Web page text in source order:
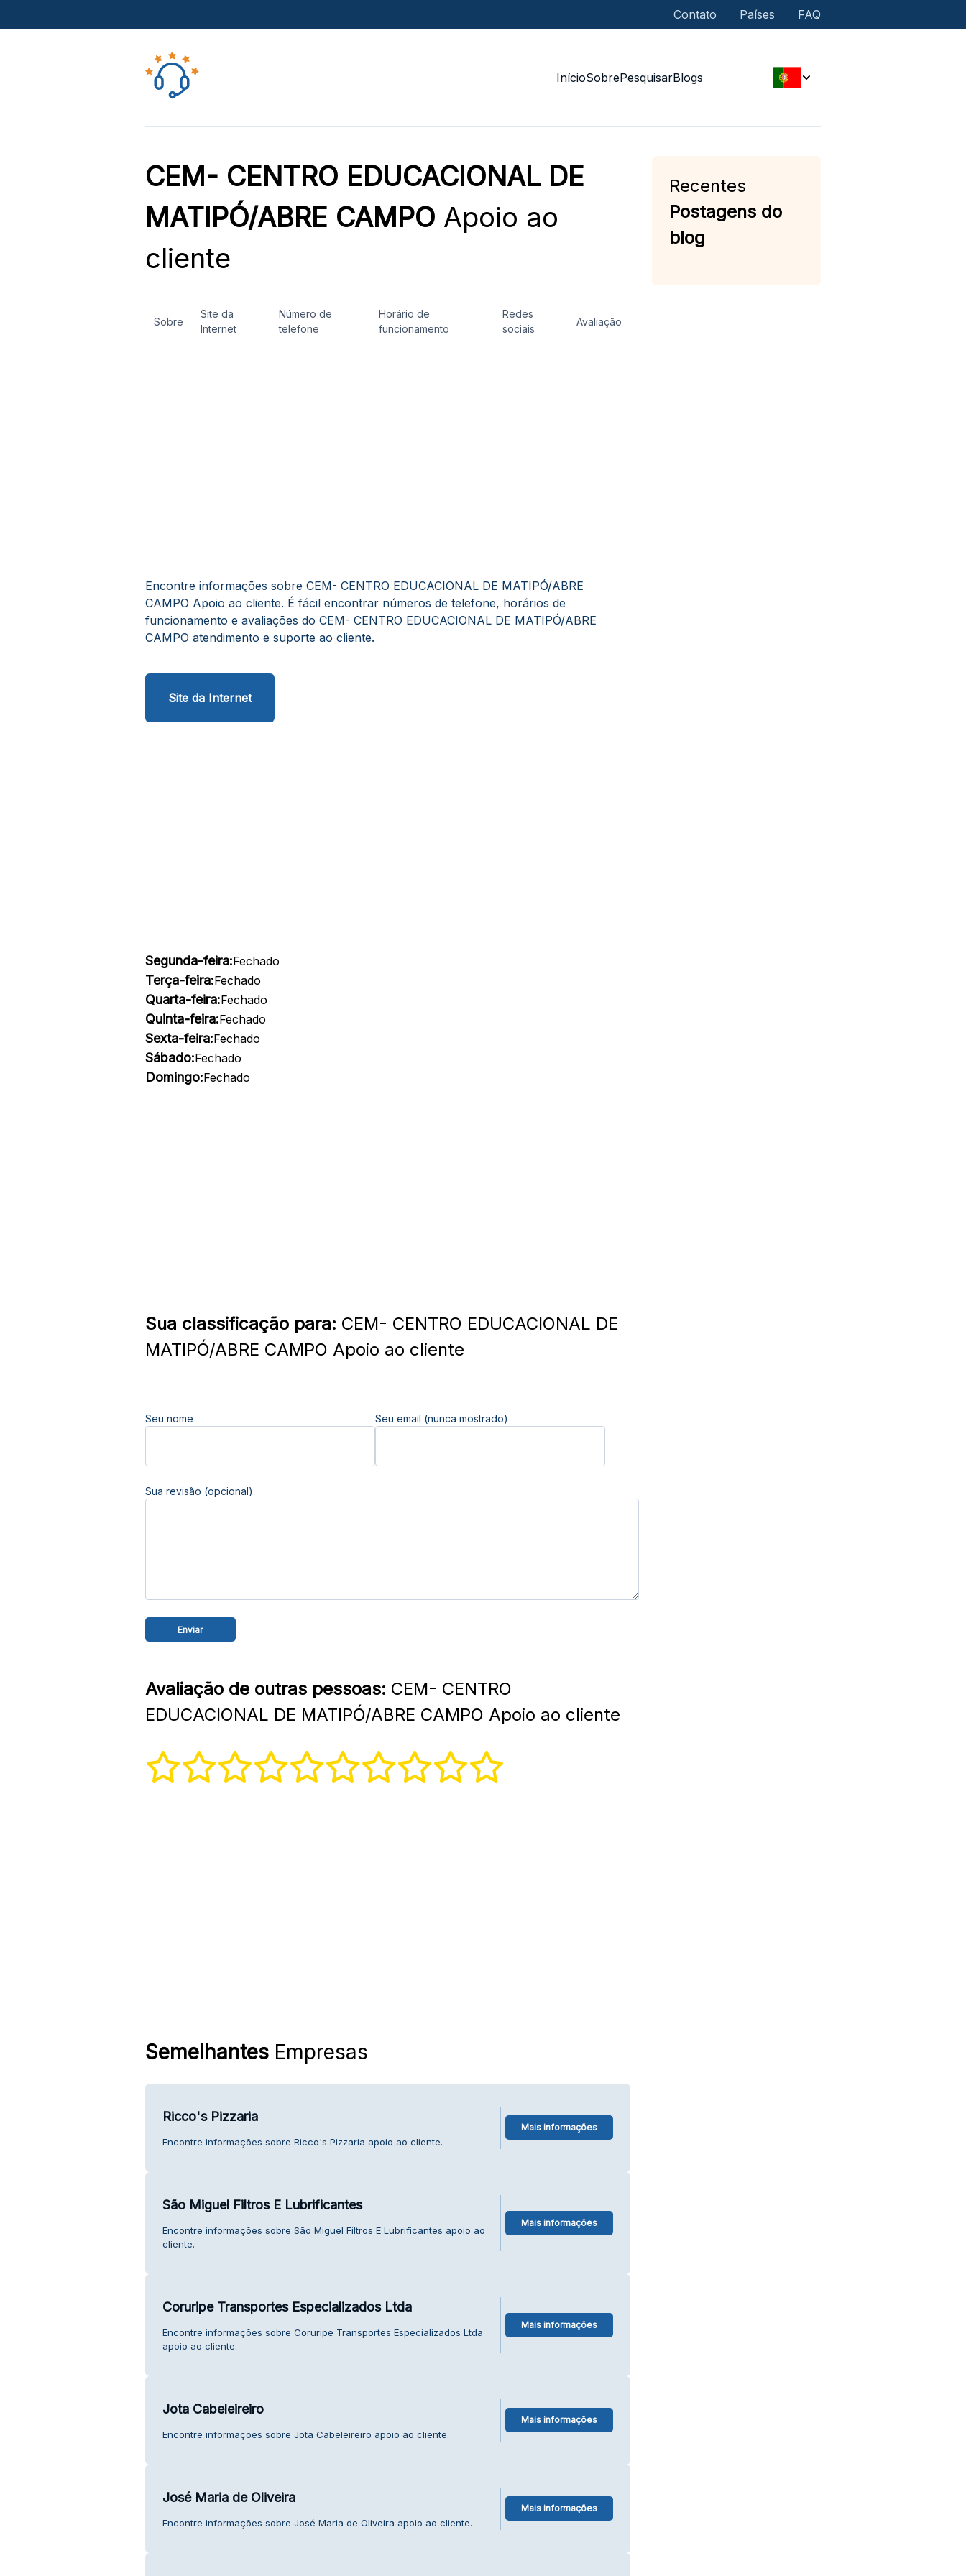
Contato Países FAQ
InícioSobrePesquisarBlogs
CEM- CENTRO EDUCACIONAL DE
MATIPÓ/ABRE CAMPO Apoio ao
cliente
Sobre
Site da
Internet
Número de
telefone
Horário de
funcionamento
Redes
sociais
Avaliação
Encontre informações sobre CEM- CENTRO EDUCACIONAL DE MATIPÓ/ABRE
CAMPO Apoio ao cliente. É fácil encontrar números de telefone, horários de
funcionamento e avaliações do CEM- CENTRO EDUCACIONAL DE MATIPÓ/ABRE
CAMPO atendimento e suporte ao cliente.
Site da Internet
Segunda-feira:Fechado
Terça-feira:Fechado
Quarta-feira:Fechado
Quinta-feira:Fechado
Sexta-feira:Fechado
Sábado:Fechado
Domingo:Fechado
Sua classificação para: CEM- CENTRO EDUCACIONAL DE
MATIPÓ/ABRE CAMPO Apoio ao cliente
Seu nome Seu email (nunca mostrado)
Sua revisão (opcional)
Avaliação de outras pessoas: CEM- CENTRO
EDUCACIONAL DE MATIPÓ/ABRE CAMPO Apoio ao cliente
SemelhantesEmpresas
Ricco's Pizzaria
Encontre informações sobre Ricco's Pizzaria apoio ao cliente.
Mais informações
São Miguel Filtros E Lubrificantes
Encontre informações sobre São Miguel Filtros E Lubrificantes apoio ao
cliente.
Mais informações
Coruripe Transportes Especializados Ltda
Encontre informações sobre Coruripe Transportes Especializados Ltda
apoio ao cliente.
Mais informações
Jota Cabeleireiro
Encontre informações sobre Jota Cabeleireiro apoio ao cliente.
Mais informações
José Maria de Oliveira
Encontre informações sobre José Maria de Oliveira apoio ao cliente.
Mais informações
Recentes
Postagens do
blog